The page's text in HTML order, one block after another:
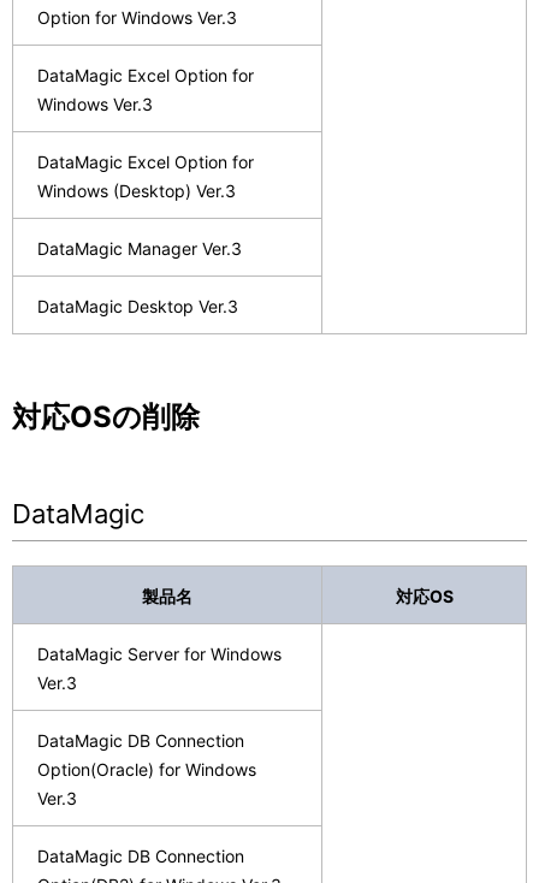
Option for Windows Ver.3
DataMagic Excel Option for
Windows Ver.3
DataMagic Excel Option for
Windows (Desktop) Ver.3
DataMagic Manager Ver.3
DataMagic Desktop Ver.3
対応OSの削除
DataMagic
製品名 対応OS
DataMagic Server for Windows
Ver.3
DataMagic DB Connection
Option(Oracle) for Windows
Ver.3
DataMagic DB Connection